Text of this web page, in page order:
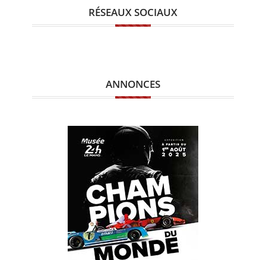
RÉSEAUX SOCIAUX
ANNONCES